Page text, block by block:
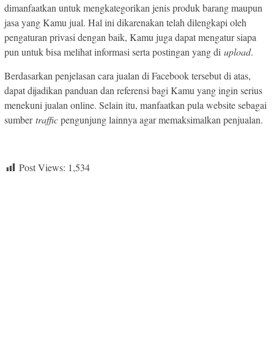
dimanfaatkan untuk mengkategorikan jenis produk barang maupun
jasa yang Kamu jual. Hal ini dikarenakan telah dilengkapi oleh
pengaturan privasi dengan baik, Kamu juga dapat mengatur siapa
pun untuk bisa melihat informasi serta postingan yang di upload.
Berdasarkan penjelasan cara jualan di Facebook tersebut di atas,
dapat dijadikan panduan dan referensi bagi Kamu yang ingin serius
menekuni jualan online. Selain itu, manfaatkan pula website sebagai
sumbertrafficpengunjung lainnya agar memaksimalkan penjualan.
Post Views: 1,534